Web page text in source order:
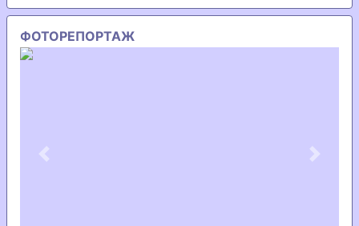
ФОТОРЕПОРТАЖ
Previous Next